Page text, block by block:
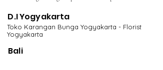
D.I Yogyakarta
Toko Karangan Bunga Yogyakarta - Florist
Yogyakarta
Bali